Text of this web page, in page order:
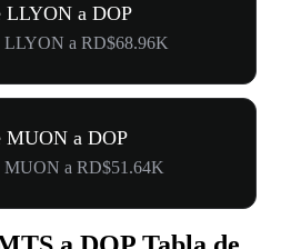
LLYON a DOP
LLYON a RD$68.96K
MUON a DOP
MUON a RD$51.64K